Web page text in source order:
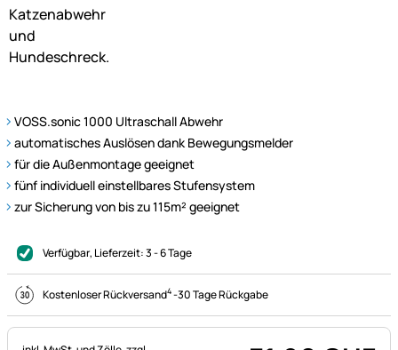
VOSS.sonic 1000 Ultraschall Abwehr
automatisches Auslösen dank Bewegungsmelder
für die Außenmontage geeignet
fünf individuell einstellbares Stufensystem
zur Sicherung von bis zu 115m² geeignet
Verfügbar, Lieferzeit:3 - 6 Tage
Kostenloser Rückversand4-30 Tage Rückgabe